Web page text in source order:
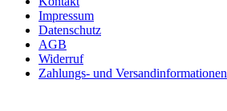
Impressum
Datenschutz
AGB
Widerruf
Zahlungs- und Versandinformationen